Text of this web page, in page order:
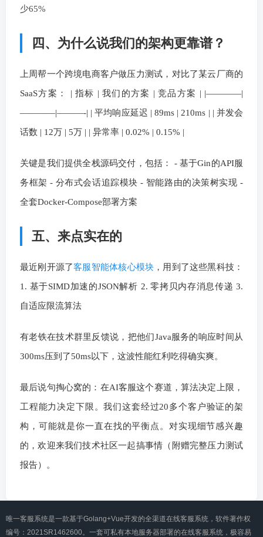
少65%
四、为什么说我们的架构更靠谱？
上周帮一个跨境电商客户做压力测试，对比了某云厂商的
SaaS方案： | 指标 | 我们的方案 | 竞品方案 | |————|
————|———-| | 平均响应延迟 | 89ms | 210ms | | 并发会
话数 | 12万 | 5万 | | 异常率 | 0.02% | 0.15% |
关键是我们提供全栈源码交付，包括： - 基于Gin的API服
务框架 - 分布式会话追踪模块 - 智能路由的决策树实现 -
全套Docker-Compose部署方案
五、来点实在的
最近刚开源了客服智能体核心模块 ，用到了这些黑科技：
1. 基于SIMD加速的JSON解析 2. 零拷贝内存消息传递 3.
自适应限流算法
有老铁在技术群里反馈说，把他们Java服务的响应时间从
300ms压到了50ms以下，这波性能红利吃得确实爽。
最后说句掏心窝的：在AI客服这个赛道，算法决定上限，
工程能力决定下限。我们这套经过20多个客户验证的架
构，可能就是你一直在找的平衡点。对实现细节感兴趣
的，欢迎来我们技术社区一起搞事情（附赠完整压力测试
报告）。
唯一客服系统是一款基于Golang+Vue开发的全渠道在线客服系统，软件著作权
编号：2021SR1462600。一套可私有本地服务器部署的在线客服系统，极容易